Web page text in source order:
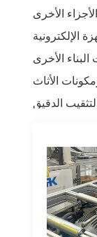
الدقيق